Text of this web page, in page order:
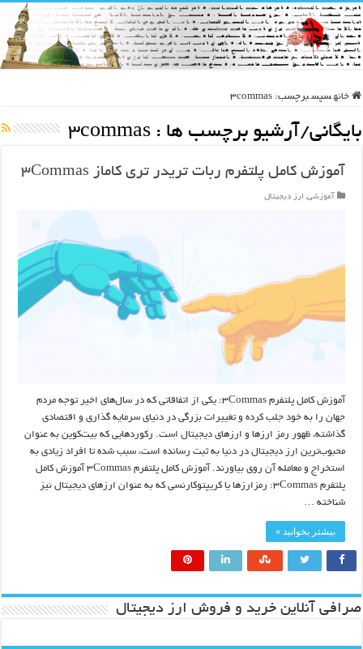
خانه سپس برچسب: 3commas
بایگانی/آرشیو برچسب ها : 3commas
آموزش کامل پلتفرم ربات تریدر تری کاماز ۳Commas
آموزشی, ارز دیجیتال
آموزش کامل پلتفرم ۳Commas: یکی از اتفاقاتی که در سال‌های اخیر توجه مردم
جهان را به خود جلب کرده و تغییرات بزرگی در دنیای سرمایه گذاری و اقتصادی
گذاشته، ظهور رمز ارزها و ارزهای دیجیتال است. رکوردهایی که بیت‌کوین به عنوان
محبوب‌ترین ارز دیجیتال در دنیا به ثبت رسانده است، سبب شده تا افراد زیادی به
استخراج و معامله آن روی بیاورند. آموزش کامل پلتفرم ۳Commas آموزش کامل
پلتفرم ۳Commas: رمزارزها یا کریپتوکارنسی که به عنوان ارزهای دیجیتال نیز
شناخته …
بیشتر بخوانید »
صرافی آنلاین خرید و فروش ارز دیجیتال